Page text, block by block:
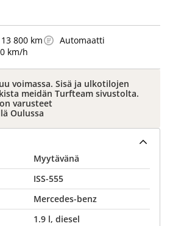
13 800 km
Automaatti
km/h
voimassa. Sisä ja ulkotilojen
meidän Turfteam sivustolta.
varusteet
Oulussa
Myytävänä
ISS-555
Mercedes-benz
1.9 l, diesel